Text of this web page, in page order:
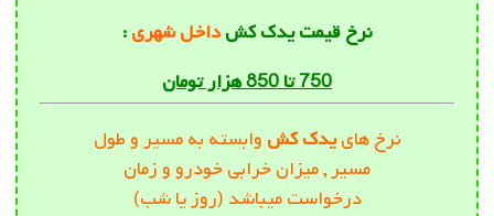
نرخ قیمت یدک کشداخل شهری:
750 تا 850 هزار تومان
نرخ هاییدک کش وابسته به مسیر و طول
مسیر , میزان خرابی خودرو و زمان
درخواست میباشد (روز یا شب)